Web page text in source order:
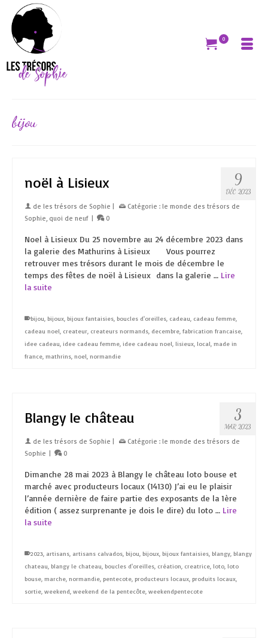
0
bijou
9
DÉC 2023
noël à Lisieux
de les trésors de Sophie Catégorie : le monde des trésors de
Sophie, quoi de neuf 0
Noel à Lisieux Du 25 novembre au 24 décembre 2023 dans
la galerie des Mathurins à Lisieux Vous pourrez
retrouver mes trésors durant le mois de décembre le
temps des fêtes de noël à Lisieux dans la galerie … Lire
la suite
bijou bijoux bijoux fantaisies boucles d'oreilles cadeau cadeau femme
cadeau noel createur createurs normands decembre fabrication francaise
idee cadeau idee cadeau femme idee cadeau noel lisieux local made in
france mathrins noel normandie
3
MAR 2023
Blangy le château
de les trésors de Sophie Catégorie : le monde des trésors de
Sophie
0
Dimanche 28 mai 2023 à Blangy le château loto bouse et
marché avec producteurs locaux (14130) J’ai eu le plaisir
l’année dernière de faire partie des exposants de la 1ère
édition ( assez surprenante je dois le dire) du loto … Lire
la suite
2023 artisans artisans calvados bijou bijoux bijoux fantaisies blangy blangy
chateau blangy le chateau boucles d'oreilles création creatrice loto loto
bouse marche normandie pentecote producteurs locaux produits locaux
sortie weekend weekend de la pentecôte weekendpentecote